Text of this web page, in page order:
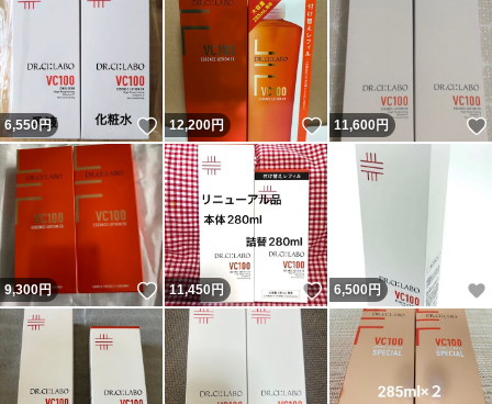
6,550円 いいね！
12,200円 いいね！
11,600円
9,300円 いいね！
11,450円 いいね！
6,500円